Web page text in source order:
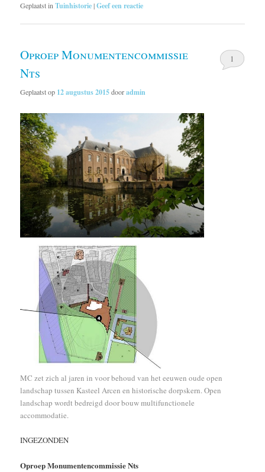
Geplaatst in Tuinhistorie|Geef een reactie
Oproep Monumentencommissie
Nts
Geplaatst op 12 augustus 2015dooradmin
1
MC zet zich al jaren in voor behoud van het eeuwen oude open
landschap tussen Kasteel Arcen en historische dorpskern. Open
landschap wordt bedreigd door bouw multifunctionele
accommodatie.
INGEZONDEN
Oproep Monumentencommissie Nts